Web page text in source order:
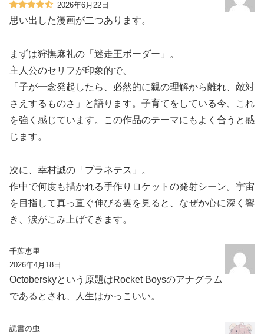
2026年6月22日
思い出した漫画が二つあります。
まずは狩撫麻礼の「迷走王ボーダー」。
主人公のセリフが印象的で、
「子が一念発起したら、必然的に親の理解から離れ、敵対
さえするものさ」と語ります。子育てをしている今、これ
を強く感じています。この作品のテーマにもよく合うと感
じます。
次に、幸村誠の「プラネテス」。
作中で何度も描かれる手作りロケットの発射シーン。宇宙
を目指して真っ直ぐ伸びる雲を見ると、なぜか心に深く響
き、涙がこみ上げてきます。
千葉恵里
2026年4月18日
Octoberskyという原題はRocket Boysのアナグラム
であるとされ、人生はかっこいい。
読書の虫